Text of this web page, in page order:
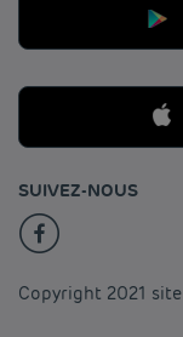
SUIVEZ-NOUS
Copyright 2021 site